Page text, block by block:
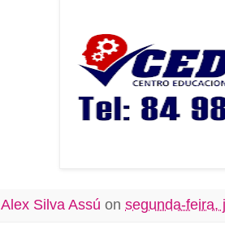
Alex Silva Assú on segunda-feira,